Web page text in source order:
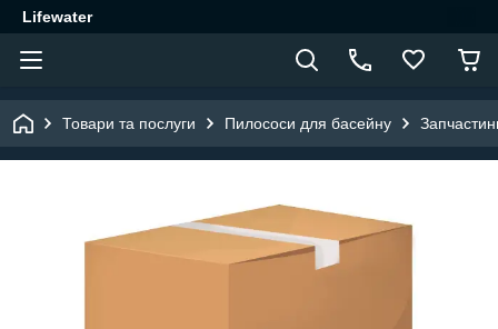
Lifewater
Товари та послуги Пилососи для басейну